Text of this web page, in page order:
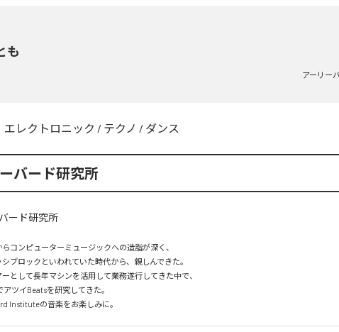
も
アーリー
エレクトロニック / テクノ / ダンス
バード研究所
コンピューターミュージックへの造詣が深く、
ブロックといわれていた時代から、親しんできた。
として長年マシンを活用して業務遂行してきた中で、
アツイBeatsを研究してきた。
Instituteの音楽をお楽しみに。